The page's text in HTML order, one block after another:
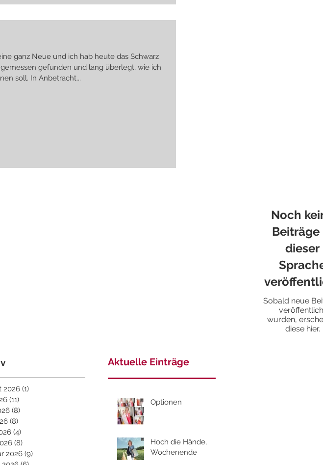
ganz Neue und ich hab heute das Schwarz
gefunden und lang überlegt, wie ich
soll. In Anbetracht...
2026 (1)
(11)
(8)
(8)
(4)
(8)
2026 (9)
Aktuelle Einträge
Optionen
Hoch die Hände,
Wochenende
Noch
Beiträge
dieser
Sobald neue
wurden,
diese hier.